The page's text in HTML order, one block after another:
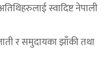
स्वादिष्ट नेपाली
र समुदायका झाँकी तथा